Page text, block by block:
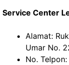
Service Center
Alamat:
Umar No.
No.